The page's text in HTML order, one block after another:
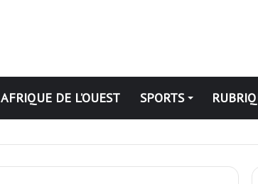
AFRIQUE DE L’OUEST SPORTS